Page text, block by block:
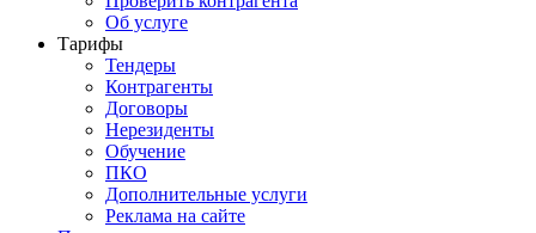
Об услуге
Тарифы
Тендеры
Контрагенты
Договоры
Нерезиденты
Обучение
ПКО
Дополнительные услуги
Реклама на сайте